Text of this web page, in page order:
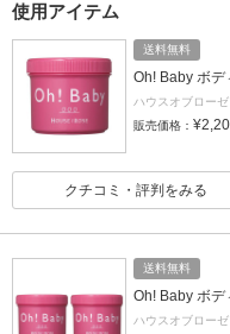
使用アイテム
送料無料
Oh! Baby ボデ
ハウスオブローゼ
販売価格：
クチコミ・評判をみる
送料無料
Oh! Baby ボデ
ハウスオブローゼ